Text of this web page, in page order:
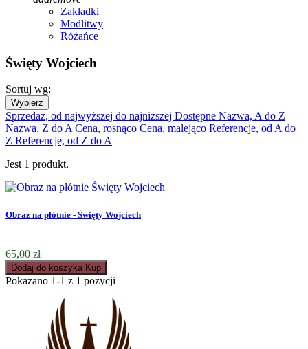
Zakładki
Modlitwy
Różańce
Święty Wojciech
Sortuj wg:
Wybierz
Sprzedaż, od najwyższej do najniższej Dostępne Nazwa, A do Z
Nazwa, Z do ACena, rosnąco Cena, malejąco Referencje, od A do
Z Referencje, od Z do A
Jest 1 produkt.
Obraz na płótnie - Święty Wojciech
65,00 zł
Dodaj do koszyka Kup
Pokazano 1-1 z 1 pozycji